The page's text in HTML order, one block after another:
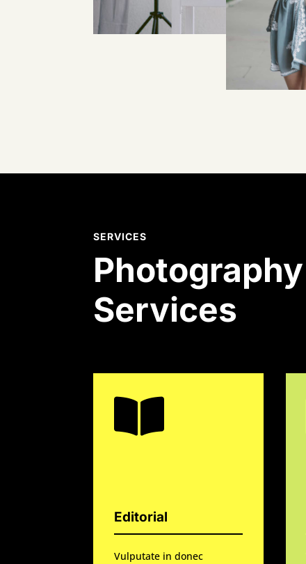
SERVICES
Photography
Services

Editorial
Vulputate in donec